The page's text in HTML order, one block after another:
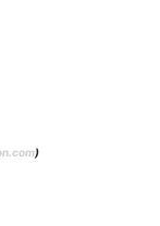
)